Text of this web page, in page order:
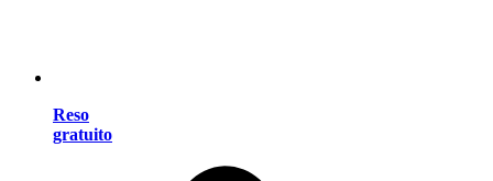
Reso
gratuito